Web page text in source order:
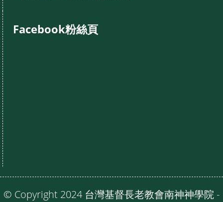
Facebook粉絲頁
© Copyright 2024 台灣基督長老教會南神神學院 -